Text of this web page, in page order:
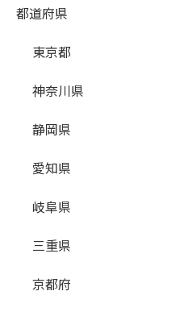
都道府県
東京都
神奈川県
静岡県
愛知県
岐阜県
三重県
京都府